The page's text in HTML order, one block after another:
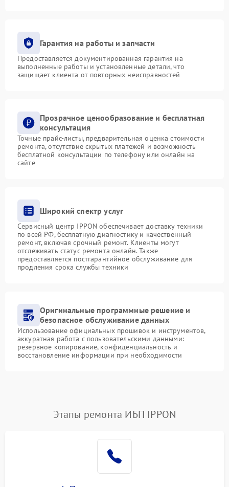
Гарантия на работы и запчасти
Предоставляется документированная гарантия на
выполненные работы и установленные детали, что
защищает клиента от повторных неисправностей
Прозрачное ценообразование и бесплатная
консультация
Точные прайс-листы, предварительная оценка стоимости
ремонта, отсутствие скрытых платежей и возможность
бесплатной консультации по телефону или онлайн на
сайте
Широкий спектр услуг
Сервисный центр IPPON обеспечивает доставку техники
по всей РФ, бесплатную диагностику и качественный
ремонт, включая срочный ремонт. Клиенты могут
отслеживать статус ремонта онлайн. Также
предоставляется постгарантийное обслуживание для
продления срока службы техники
Оригинальные программные решение и
безопасное обслуживание данных
Использование официальных прошивок и инструментов,
аккуратная работа с пользовательскими данными:
резервное копирование, конфиденциальность и
восстановление информации при необходимости
Этапы ремонта ИБП IPPON